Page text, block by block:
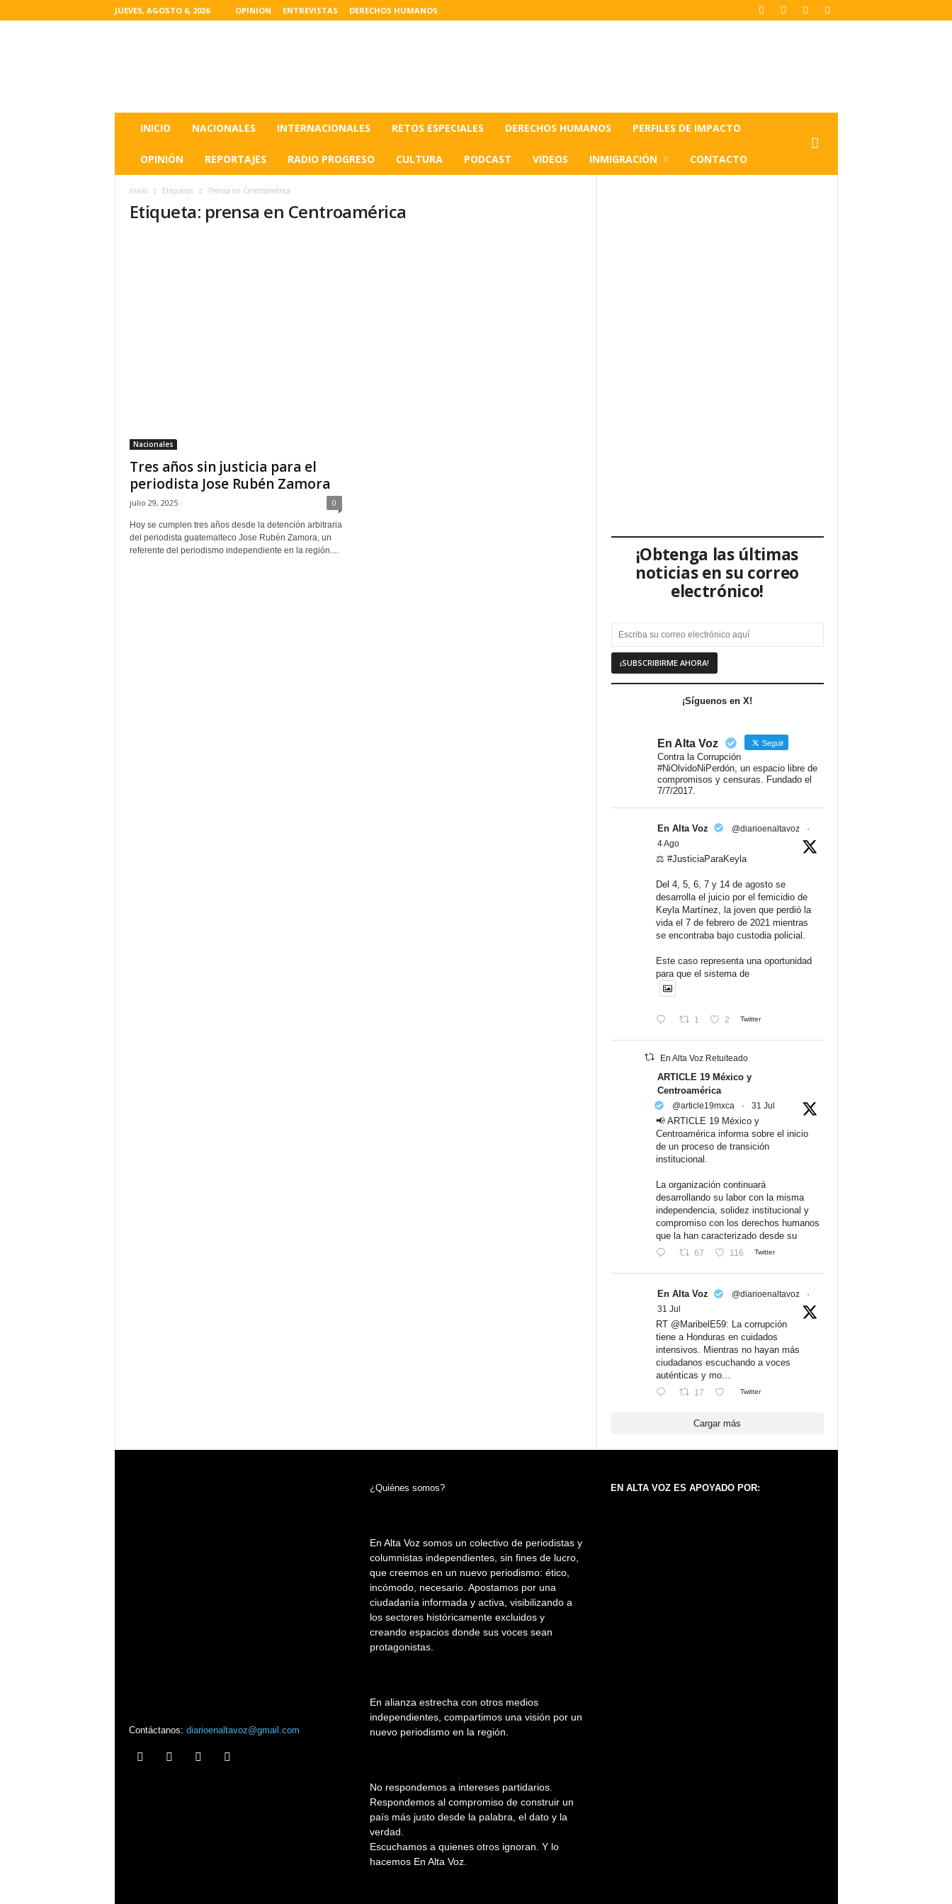
JUEVES, AGOSTO 6, 2026 OPINION ENTREVISTAS DERECHOS HUMANOS
INICIO NACIONALES INTERNACIONALES RETOS ESPECIALES DERECHOS HUMANOS PERFILES DE IMPACTO
OPINIÓN REPORTAJES RADIO PROGRESO CULTURA PODCAST VIDEOS INMIGRACIÓN CONTACTO
Inicio Etiquetas Prensa en Centroamérica
Etiqueta: prensa en Centroamérica
Nacionales
Tres años sin justicia para el
periodista Jose Rubén Zamora
julio 29, 2025 0
Hoy se cumplen tres años desde la detención arbitraria
del periodista guatemalteco Jose Rubén Zamora, un
referente del periodismo independiente en la región....
¡Obtenga las últimas
noticias en su correo
electrónico!
¡Síguenos en X!
En Alta Voz Seguir
Contra la Corrupción
#NiOlvidoNiPerdón, un espacio libre de
compromisos y censuras. Fundado el
7/7/2017.
En Alta Voz @diarioenaltavoz
·
4 Ago
⚖️ #JusticiaParaKeyla
Del 4, 5, 6, 7 y 14 de agosto se
desarrolla el juicio por el femicidio de
Keyla Martínez, la joven que perdió la
vida el 7 de febrero de 2021 mientras
se encontraba bajo custodia policial.
Este caso representa una oportunidad
para que el sistema de
1 2 Twitter
En Alta Voz Retuiteado
ARTICLE 19 México y
Centroamérica
@article19mxca · 31 Jul
📢 ARTICLE 19 México y
Centroamérica informa sobre el inicio
de un proceso de transición
institucional.
La organización continuará
desarrollando su labor con la misma
independencia, solidez institucional y
compromiso con los derechos humanos
que la han caracterizado desde su
67 116 Twitter
En Alta Voz @diarioenaltavoz
·
31 Jul
RT @MaribelE59: La corrupción
tiene a Honduras en cuidados
intensivos. Mientras no hayan más
ciudadanos escuchando a voces
auténticas y mo…
17 Twitter
Cargar más
Contáctanos: diarioenaltavoz@gmail.com
¿Quiénes somos?
En Alta Voz somos un colectivo de periodistas y
columnistas independientes, sin fines de lucro,
que creemos en un nuevo periodismo: ético,
incómodo, necesario. Apostamos por una
ciudadanía informada y activa, visibilizando a
los sectores históricamente excluidos y
creando espacios donde sus voces sean
protagonistas.
En alianza estrecha con otros medios
independientes, compartimos una visión por un
nuevo periodismo en la región.
No respondemos a intereses partidarios.
Respondemos al compromiso de construir un
país más justo desde la palabra, el dato y la
verdad.
Escuchamos a quienes otros ignoran. Y lo
hacemos En Alta Voz.
EN ALTA VOZ ES APOYADO POR: